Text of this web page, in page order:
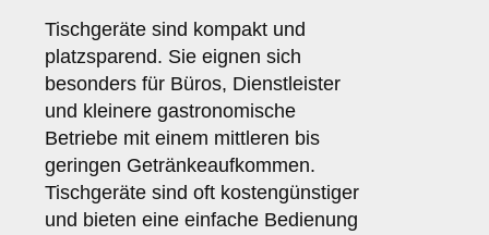
Tischgeräte sind kompakt und
platzsparend. Sie eignen sich
besonders für Büros, Dienstleister
und kleinere gastronomische
Betriebe mit einem mittleren bis
geringen Getränkeaufkommen.
Tischgeräte sind oft kostengünstiger
und bieten eine einfache Bedienung